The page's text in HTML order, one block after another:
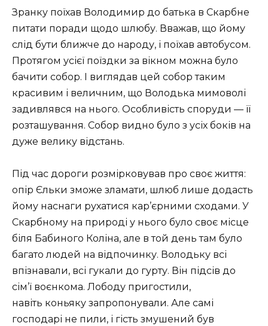
Зранку поїхав Володимир до батька в Скарбне
питати поради щодо шлюбу. Вважав, що йому
слід бути ближче до народу, і поїхав автобусом.
Протягом усієї поїздки за вікном можна було
бачити собор. І виглядав цей собор таким
красивим і величним, що Володька мимоволі
задивлявся на нього. Особливість споруди — її
розташування. Собор видно було з усіх боків на
дуже велику відстань.
Під час дороги розмірковував про своє життя:
опір Єльки зможе зламати, шлюб лише додасть
йому наснаги рухатися кар’єрними сходами. У
Скарбному на природі у нього було своє місце
біля Бабиного Коліна, але в той день там було
багато людей на відпочинку. Володьку всі
впізнавали, всі гукали до гурту. Він підсів до
сім’ї воєнкома. Лободу пригостили,
навіть коньяку запропонували. Але самі
господарі не пили, і гість змушений був